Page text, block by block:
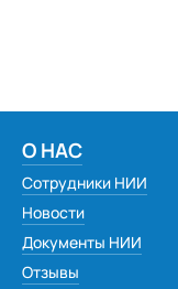
О НАС
Сотрудники НИИ
Новости
Документы НИИ
Отзывы